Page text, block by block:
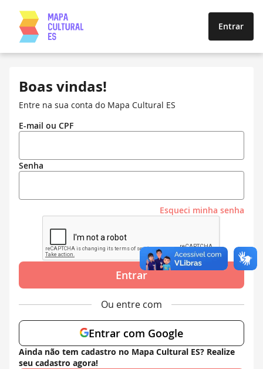
Entrar
Boas vindas!
Entre na sua conta do Mapa Cultural ES
E-mail ou CPF
Senha
Esqueci minha senha
Entrar
Ou entre com
Entrar com Google
Ainda não tem cadastro no Mapa Cultural ES? Realize
seu cadastro agora!